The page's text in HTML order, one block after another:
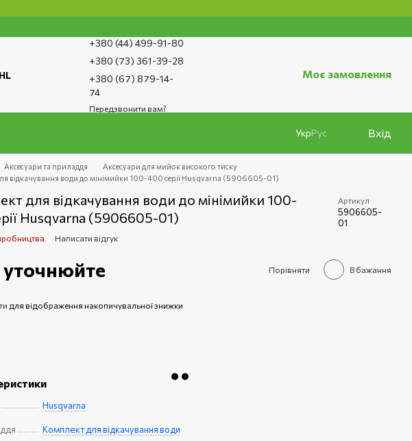
+380 (44) 499-91-80
+380 (73) 361-39-28
+380 (67) 879-14-
74
Передзвонити вам?
Моє замовлення
УкрРус Вхід
Аксесуари та приладдя
Аксесуари для мийок високого тиску
відкачування води до мінімийки 100-400 серії Husqvarna (5906605-01)
для відкачування води до мінімийки 100-
Husqvarna (5906605-01)
Артикул
5906605-
01
Написати відгук
уточнюйте Порівняти В бажання
для відображення накопичувальної знижки
Husqvarna
Комплект для відкачування води